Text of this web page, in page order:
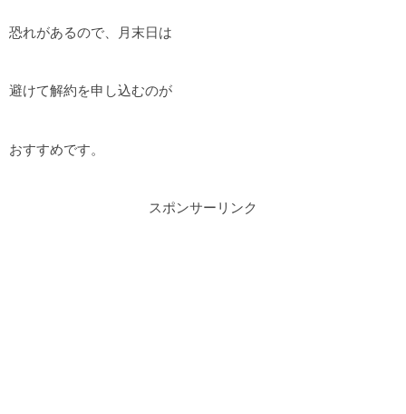
恐れがあるので、月末日は
避けて解約を申し込むのが
おすすめです。
スポンサーリンク